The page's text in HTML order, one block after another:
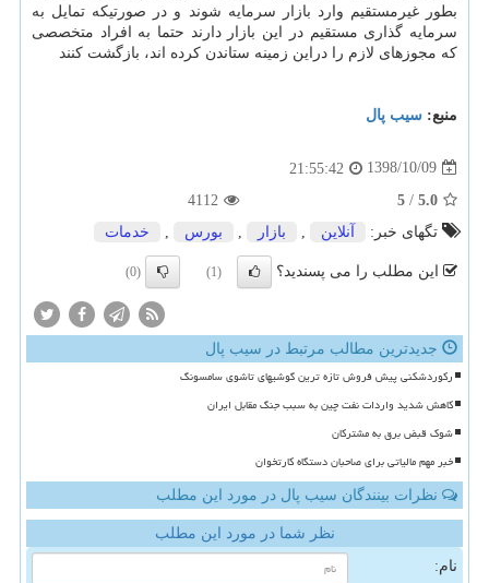
بطور غیرمستقیم وارد بازار سرمایه شوند و در صورتیكه تمایل به
سرمایه گذاری مستقیم در این بازار دارند حتما به افراد متخصصی
كه مجوزهای لازم را دراین زمینه ستاندن كرده اند، بازگشت كنند
منبع: سیب پال
1398/10/09
21:55:42
5.0
/
5
4112
تگهای خبر:
آنلاین بازار بورس خدمات
این مطلب را می پسندید؟ (1)
(0)
جدیدترین مطالب مرتبط در سیب پال
رکوردشکنی پیش فروش تازه ترین گوشیهای تاشوی سامسونگ
کاهش شدید واردات نفت چین به سبب جنگ مقابل ایران
شوک قبض برق به مشترکان
خبر مهم مالیاتی برای صاحبان دستگاه کارتخوان
نظرات بینندگان سیب پال در مورد این مطلب
نظر شما در مورد این مطلب
نام: